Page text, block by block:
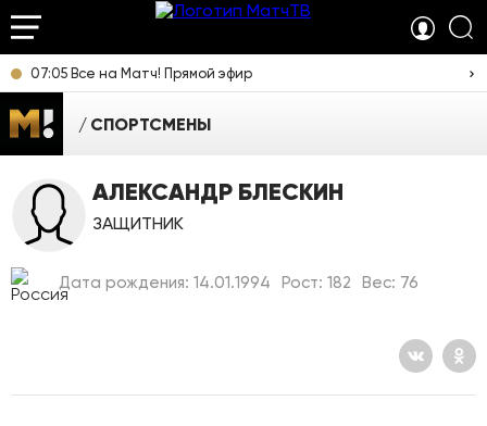
07:05 Все на Матч! Прямой эфир
СПОРТСМЕНЫ
АЛЕКСАНДР БЛЕСКИН
ЗАЩИТНИК
Дата рождения: 14.01.1994 Рост: 182 Вес: 76